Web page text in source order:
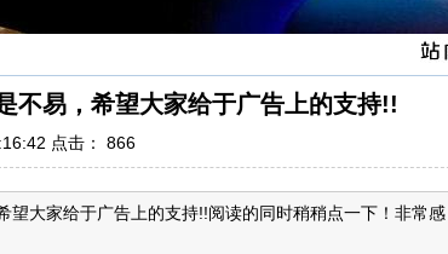
不易，希望大家给于广告上的支持!!
点击： 866
望大家给于广告上的支持!!阅读的同时稍稍点一下！非常感